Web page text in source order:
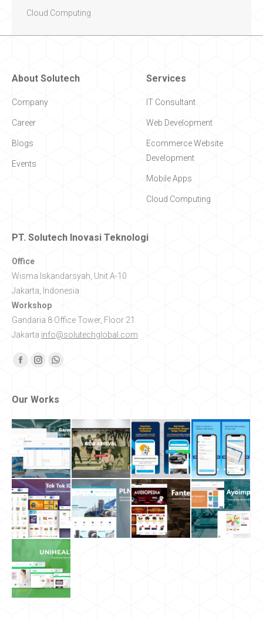
Cloud Computing
About Solutech
Company
Career
Blogs
Events
Services
IT Consultant
Web Development
Ecommerce Website
Development
Mobile Apps
Cloud Computing
PT. Solutech Inovasi Teknologi
Office
Wisma Iskandarsyah, Unit A-10
Jakarta, Indonesia
Workshop
Gandaria 8 Office Tower, Floor 21
Jakarta info@solutechglobal.com
Find us on:
Facebook
InstagramWhatsapp
Our Works